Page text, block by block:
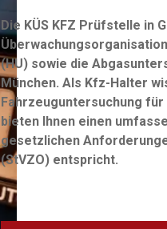
Die KÜS KFZ Prüfstelle in
(HU) sowie die
München. Als Kfz-Halter
Fahrzeuguntersuchung
bieten Ihnen einen
gesetzlichen
(StVZO) entspricht.